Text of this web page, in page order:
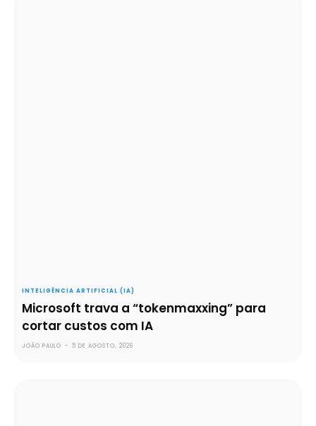
INTELIGÊNCIA ARTIFICIAL (IA)
Microsoft trava a “tokenmaxxing” para
cortar custos com IA
JOÃO PAULO - 5 DE AGOSTO, 2026